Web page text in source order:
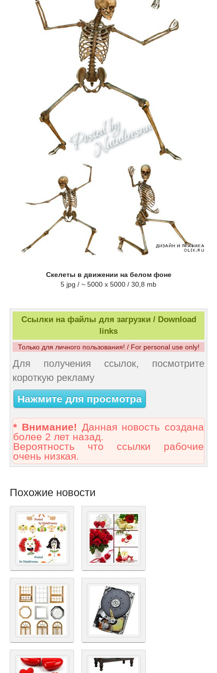
Скелеты в движении на белом фоне
5 jpg / ~ 5000 x 5000 / 30,8 mb
Ссылки на файлы для загрузки / Download
links
Только для личного пользования! / For personal use only!
Для получения ссылок, посмотрите
короткую рекламу
Нажмите для просмотра
* Внимание! Данная новость создана
более 2 лет назад.
Вероятность что ссылки рабочие
очень низкая.
Похожие новости